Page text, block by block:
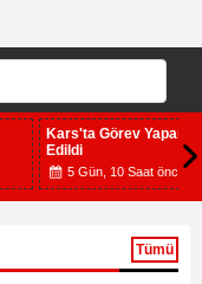
Arslan Sahada! Tüm
16 Gün, 15 Saat önce
Tümü